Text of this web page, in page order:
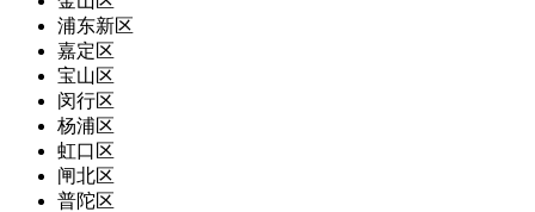
浦东新区
嘉定区
宝山区
闵行区
杨浦区
虹口区
闸北区
普陀区